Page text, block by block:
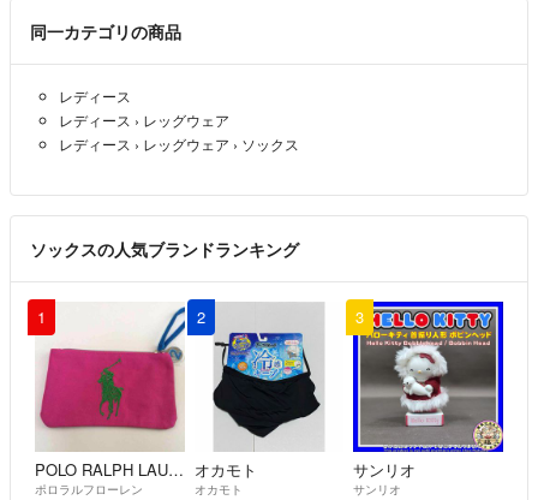
同一カテゴリの商品
レディース
レディース › レッグウェア
レディース › レッグウェア › ソックス
ソックスの人気ブランドランキング
1
POLO RALPH LAUREN
ポロラルフローレン
2
オカモト
オカモト
3
サンリオ
サンリオ